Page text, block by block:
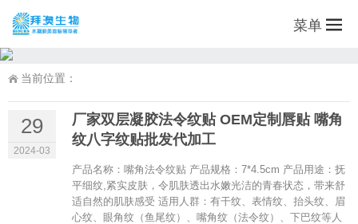
菜单
当前位置：
29
2024-03
厂家双层凝胶法令纹贴 OEM定制唇贴 嘴角
纹八字纹贴批发代加工
产品名称：嘴角法令纹贴 产品规格：7*4.5cm 产品用途：抚
平细纹,紧实皮肤，令肌肤透出水嫩光洁的青春状态，带来舒
适自然的肌肤感受 适用人群：有干纹、表情纹、抬头纹、眉
心纹、眼角纹（鱼尾纹）、嘴角纹（法令纹）、下巴纹等人